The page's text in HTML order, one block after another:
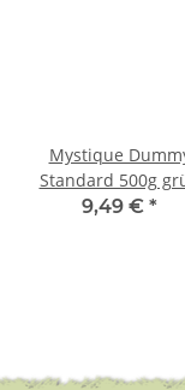
Mystique
Standard 500g
9,49 € *